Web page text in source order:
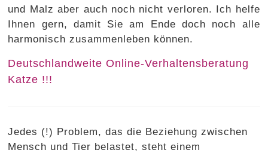
und Malz aber auch noch nicht verloren. Ich helfe
Ihnen gern, damit Sie am Ende doch noch alle
harmonisch zusammenleben können.
Deutschlandweite Online-Verhaltensberatung
Katze !!!
Jedes (!) Problem, das die Beziehung zwischen
Mensch und Tier belastet, steht einem